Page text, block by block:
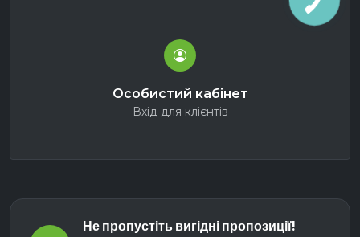
Особистий кабінет
Вхід для клієнтів
Не пропустіть вигідні пропозиції!